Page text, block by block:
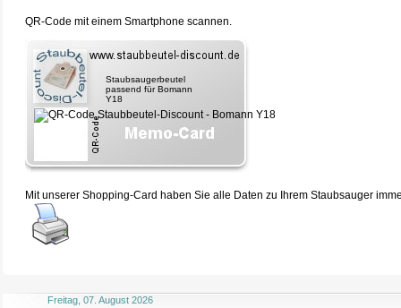
QR-Code mit einem Smartphone scannen.
Staubsaugerbeutel
passend für Bomann
Y18
Mit unserer Shopping-Card haben Sie alle Daten zu Ihrem Staubsauger
Freitag, 07. August 2026